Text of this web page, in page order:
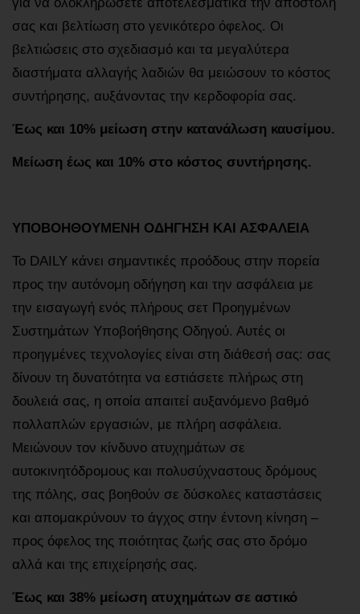
σας και βελτίωση στο γενικότερο όφελος. Οι
βελτιώσεις στο σχεδιασμό και τα μεγαλύτερα
διαστήματα αλλαγής λαδιών θα μειώσουν το κόστος
συντήρησης, αυξάνοντας την κερδοφορία σας.
Έως και 10% μείωση στην κατανάλωση καυσίμου.
Μείωση έως και 10% στο κόστος συντήρησης.
ΥΠΟΒΟΗΘΟΥΜΕΝΗ ΟΔΗΓΗΣΗ ΚΑΙ ΑΣΦΑΛΕΙΑ
Το DAILY κάνει σημαντικές προόδους στην πορεία
προς την αυτόνομη οδήγηση και την ασφάλεια με
την εισαγωγή ενός πλήρους σετ Προηγμένων
Συστημάτων Υποβοήθησης Οδηγού. Αυτές οι
προηγμένες τεχνολογίες είναι στη διάθεσή σας: σας
δίνουν τη δυνατότητα να εστιάσετε πλήρως στη
δουλειά σας, η οποία απαιτεί αυξανόμενο βαθμό
πολλαπλών εργασιών, με πλήρη ασφάλεια.
Μειώνουν τον κίνδυνο ατυχημάτων σε
αυτοκινητόδρομους και πολυσύχναστους δρόμους
της πόλης, σας βοηθούν σε δύσκολες καταστάσεις
και απομακρύνουν το άγχος στην έντονη κίνηση –
προς όφελος της ποιότητας ζωής σας στο δρόμο
αλλά και της επιχείρησής σας.
Έως και 38% μείωση ατυχημάτων σε αστικό